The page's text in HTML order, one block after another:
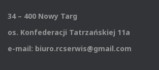
34 – 400 Nowy Targ
os. Konfederacji Tatrzańskiej 11a
e-mail: biuro.rcserwis@gmail.com